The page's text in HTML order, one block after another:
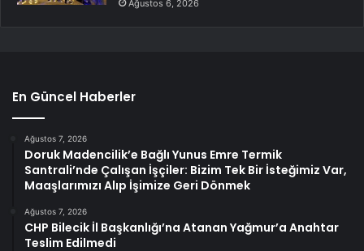
Ağustos 6, 2026
En Güncel Haberler
Ağustos 7, 2026
Doruk Madencilik’e Bağlı Yunus Emre Termik
Santrali’nde Çalışan İşçiler: Bizim Tek Bir İsteğimiz Var,
Maaşlarımızı Alıp İşimize Geri Dönmek
Ağustos 7, 2026
CHP Bilecik İl Başkanlığı’na Atanan Yağmur’a Anahtar
Teslim Edilmedi